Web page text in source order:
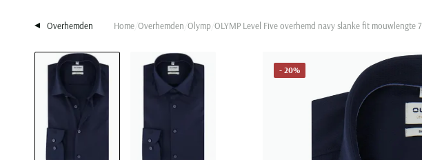
Overhemden Home Overhemden Olymp OLYMP Level Five overhemd navy slanke fit mouwlengte 7
- 20%